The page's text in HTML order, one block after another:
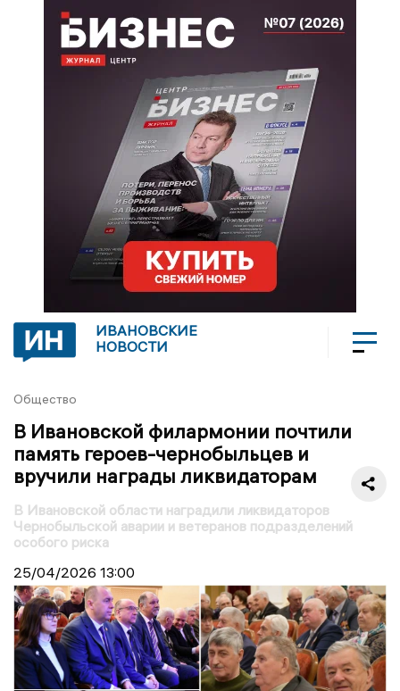
ИВАНОВСКИЕ
НОВОСТИ
Общество
В Ивановской филармонии почтили
память героев-чернобыльцев и
вручили награды ликвидаторам
В Ивановской области наградили ликвидаторов
Чернобыльской аварии и ветеранов подразделений
особого риска
25/04/2026 13:00